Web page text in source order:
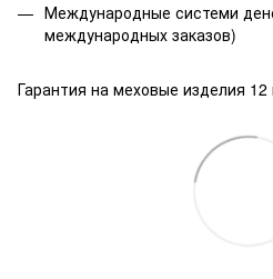
Международные системи
международных заказов)
Гарантия на меховые изделия